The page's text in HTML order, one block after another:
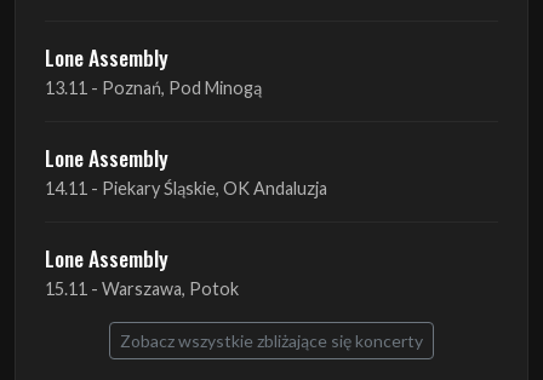
Lone Assembly
14.11 - Piekary Śląskie, OK Andaluzja
Lone Assembly
15.11 - Warszawa, Potok